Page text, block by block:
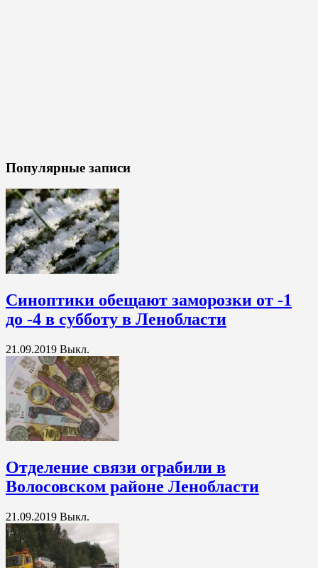
Популярные записи
Синоптики обещают заморозки от -1
до -4 в субботу в Ленобласти
21.09.2019 Выкл.
Отделение связи ограбили в
Волосовском районе Ленобласти
21.09.2019 Выкл.